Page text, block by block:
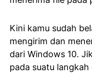
Kini kamu sudah
mengirim dan
dari Windows 10.
pada suatu